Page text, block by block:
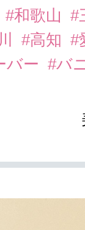
#和歌山
#
#高知 #
バー #バ